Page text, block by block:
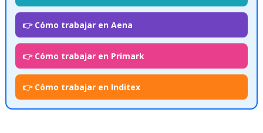
👉 Cómo trabajar en Aena
👉 Cómo trabajar en Primark
👉 Cómo trabajar en Inditex